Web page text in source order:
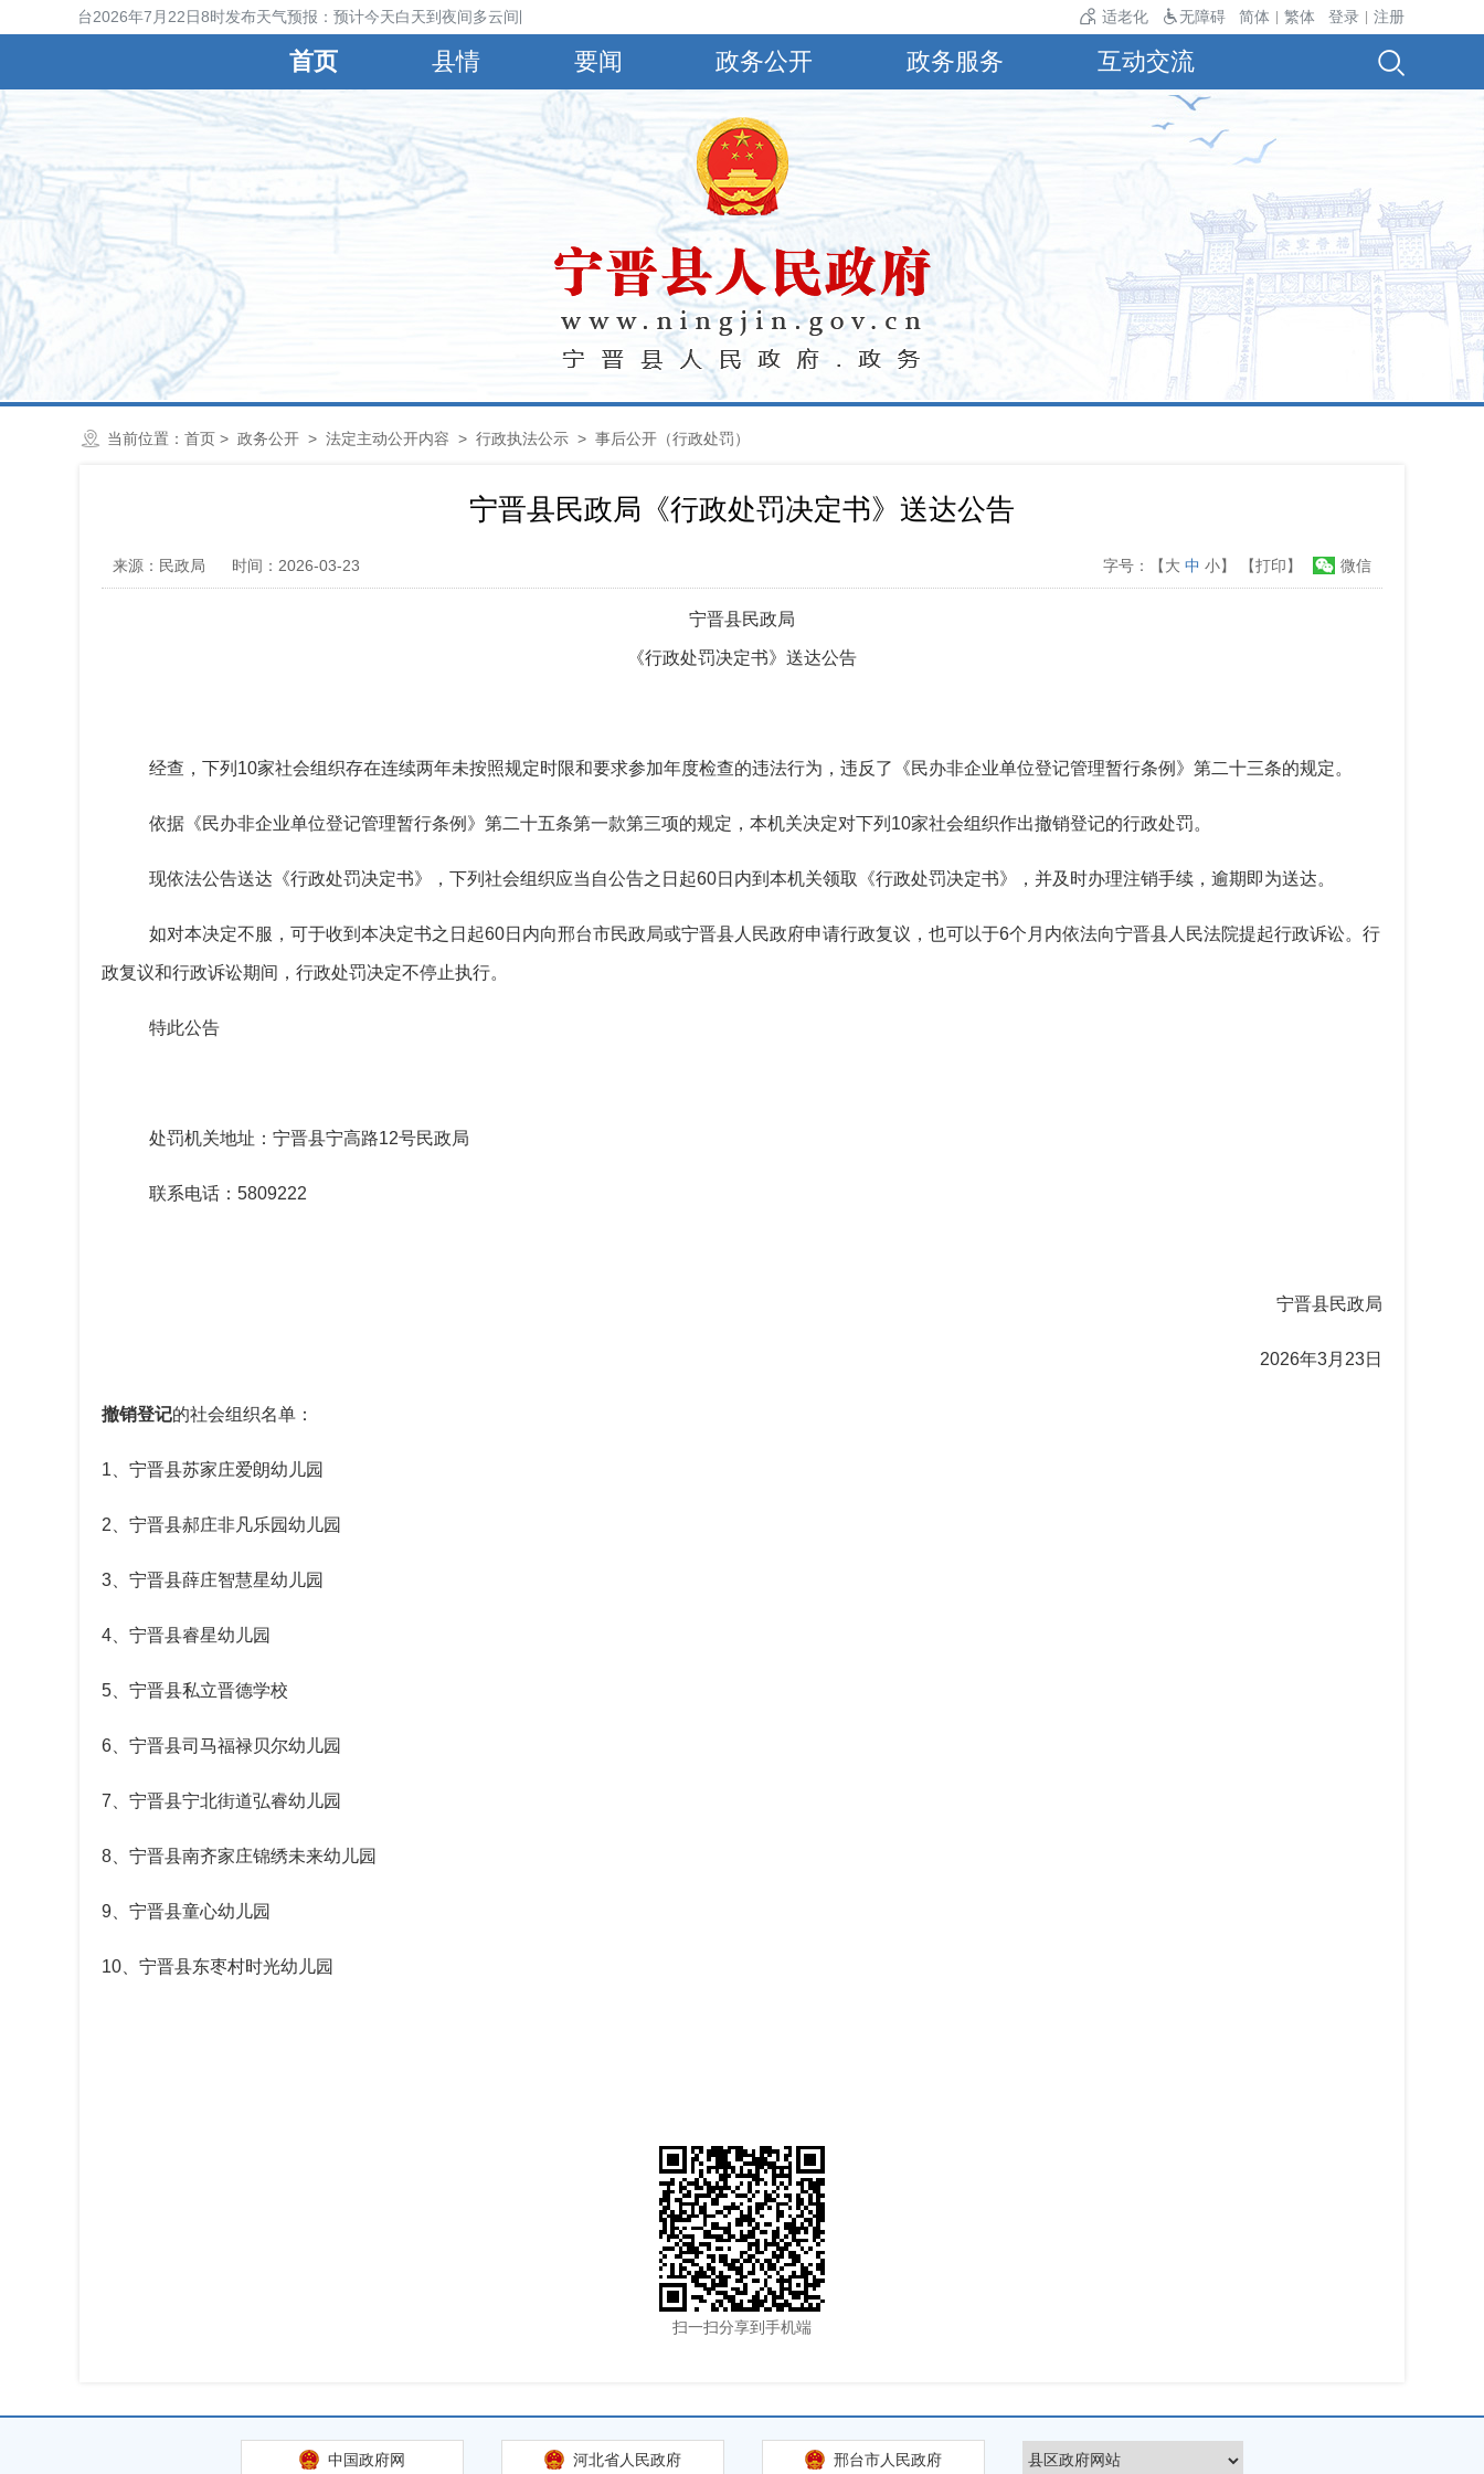
晋县气象台2026年7月22日8时发布天气预报：预计今天白天到夜间多云间阴，有小到中雨，偏南风4～5级，阵风6～8级，最高气温30℃，最低气温24℃。 适老化 无障碍 简体 繁体 登录 注册
首页 县情 要闻 政务公开 政务服务 互动交流
当前位置： 首页 > 政务公开 > 法定主动公开内容 > 行政执法公示 > 事后公开（行政处罚）
宁晋县民政局《行政处罚决定书》送达公告
来源：民政局 时间：2026-03-23 微信
字号：【大 中 小】 【打印】
宁晋县民政局
《行政处罚决定书》送达公告
经查，下列 10家社会组织存在连续两年未按照规定时限和要求参加年度检查的违法行为， 违反了 《民办非企业单位登记管理暂行条例》第二十三条的规定。
依据 《民办非企业单位登记管理暂行条例》第二十五条第一款第三项的规定，本机关决定对下列 10家社会组织作出撤销登记的行政处罚。
现依法公告送达《行政处罚决定书》，下列社会组织应当自公告之日起60日内到本机关领取《行政处罚决定书》，并及时办理注销手续，逾期即为送达。
如对本决定不服，可于收到本决定书之日起60日内向邢台市民政局或宁晋县人民政府申请行政复议，也可以于6个月内依法向宁晋县人民法院提起行政诉讼。行
政复议和行政诉讼期间，行政处罚决定不停止执行。
特此公告
处罚机关地址： 宁晋县宁高路12号民政局
联系电话： 5809222
宁晋县民政局
2026年3月 23日
撤销登记的社会组织名单：
1、 宁晋县苏家庄爱朗幼儿园
2、 宁晋县郝庄非凡乐园幼儿园
3、 宁晋县薛庄智慧星幼儿园
4、 宁晋县睿星幼儿园
5、 宁晋县私立晋德学校
6、 宁晋县司马福禄贝尔幼儿园
7、 宁晋县宁北街道弘睿幼儿园
8、 宁晋县南齐家庄锦绣未来幼儿园
9、 宁晋县童心幼儿园
10、 宁晋县东枣村时光幼儿园
扫一扫分享到手机端
中国政府网 河北省人民政府 邢台市人民政府